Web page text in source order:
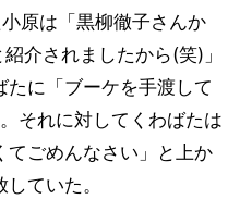
原は「黒柳徹子さんか
介されましたから(笑)」
たに「ブーケを手渡して
それに対してくわばたは
てごめんなさい」と上か
ていた。